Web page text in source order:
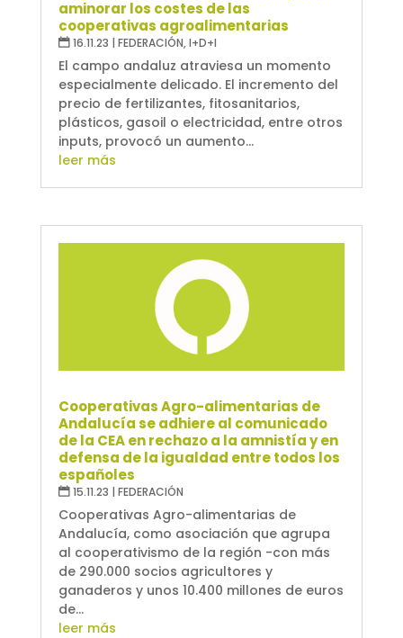
aminorar los costes de las
cooperativas agroalimentarias
16.11.23 | FEDERACIÓN,I+D+I
El campo andaluz atraviesa un momento
especialmente delicado. El incremento del
precio de fertilizantes, fitosanitarios,
plásticos, gasoil o electricidad, entre otros
inputs, provocó un aumento...
leer más
Cooperativas Agro-alimentarias de
Andalucía se adhiere al comunicado
de la CEA en rechazo a la amnistía y en
defensa de la igualdad entre todos los
españoles
15.11.23 | FEDERACIÓN
Cooperativas Agro-alimentarias de
Andalucía, como asociación que agrupa
al cooperativismo de la región -con más
de 290.000 socios agricultores y
ganaderos y unos 10.400 millones de euros
de...
leer más